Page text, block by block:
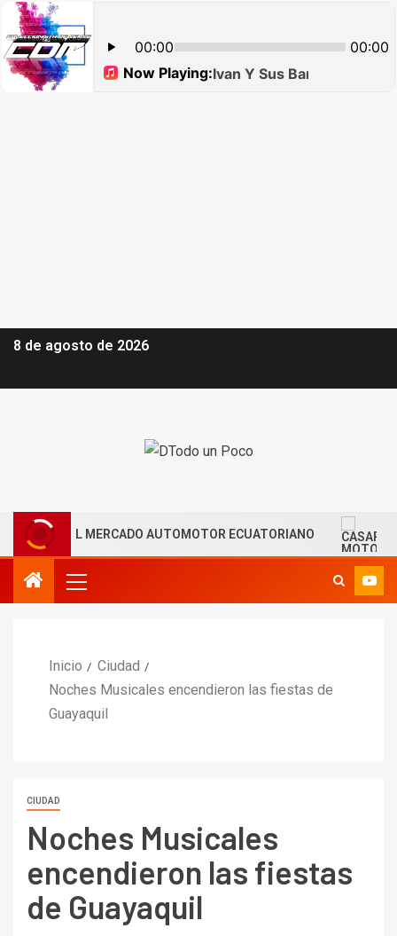
8 de agosto de 2026
EL MERCADO AUTOMOTOR ECUATORIANO
Inicio
Ciudad
Noches Musicales encendieron las fiestas de
Guayaquil
CIUDAD
Noches Musicales
encendieron las fiestas
de Guayaquil